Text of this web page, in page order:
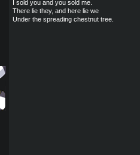
I sold you and you sold me.
There lie they, and here lie we
Under the spreading chestnut tree.